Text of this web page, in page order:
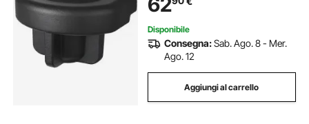
Disponibile
Consegna:Sab. Ago. 8 - Mer.
Ago. 12
Aggiungi al carrello